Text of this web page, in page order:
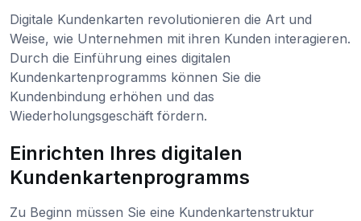
Digitale Kundenkarten revolutionieren die Art und
Weise, wie Unternehmen mit ihren Kunden interagieren.
Durch die Einführung eines digitalen
Kundenkartenprogramms können Sie die
Kundenbindung erhöhen und das
Wiederholungsgeschäft fördern.
Einrichten Ihres digitalen
Kundenkartenprogramms
Zu Beginn müssen Sie eine Kundenkartenstruktur